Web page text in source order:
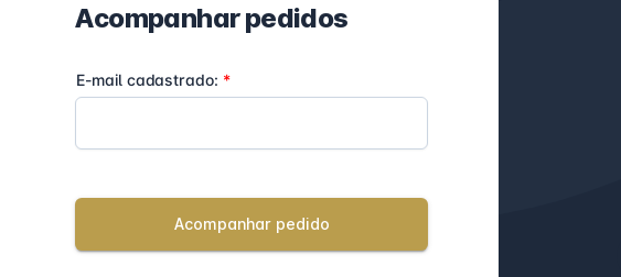
Acompanhar pedidos
E-mail cadastrado: *
Acompanhar pedido